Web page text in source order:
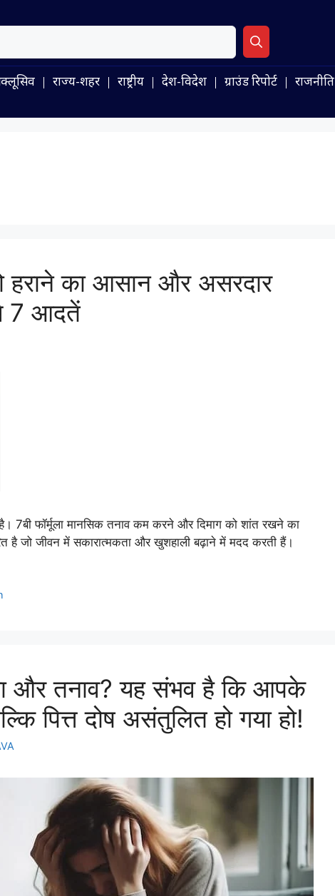
राज्य-शहर राष्ट्रीय देश-विदेश ग्राउंड रिपोर्ट राजनीति
हराने का आसान और असरदार
7 आदतें
फॉर्मूला मानसिक तनाव कम करने और दिमाग को शांत रखने का
जो जीवन में सकारात्मकता और खुशहाली बढ़ाने में मदद करती हैं।
और तनाव? यह संभव है कि आपके
पित्त दोष असंतुलित हो गया हो!